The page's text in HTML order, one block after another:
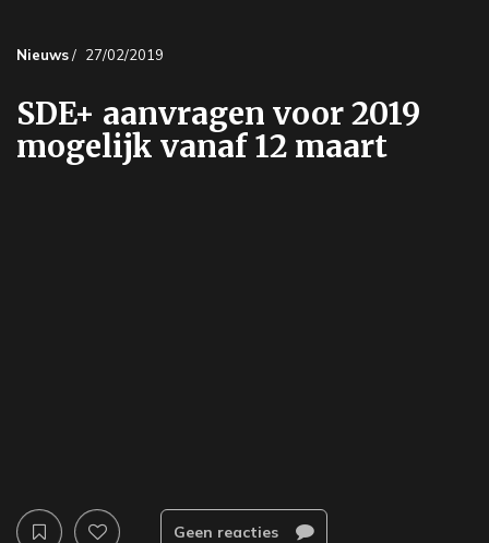
Nieuws/ 27/02/2019
SDE+ aanvragen voor 2019
mogelijk vanaf 12 maart
Geen reacties